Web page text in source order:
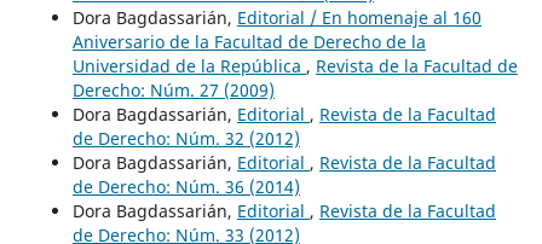
Dora Bagdassarián, Editorial / En homenaje al 160
Aniversario de la Facultad de Derecho de la
Universidad de la República , Revista de la Facultad de
Derecho: Núm. 27 (2009)
Dora Bagdassarián, Editorial , Revista de la Facultad
de Derecho: Núm. 32 (2012)
Dora Bagdassarián, Editorial , Revista de la Facultad
de Derecho: Núm. 36 (2014)
Dora Bagdassarián, Editorial , Revista de la Facultad
de Derecho: Núm. 33 (2012)